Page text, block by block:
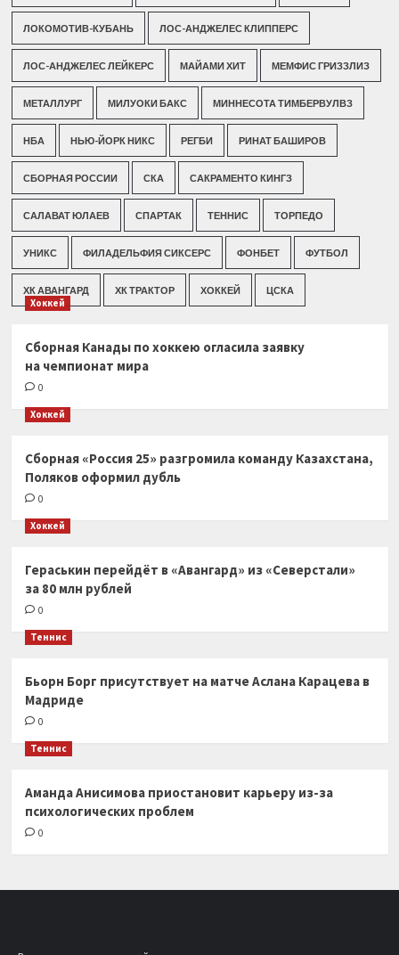
ЛОКОМОТИВ-КУБАНЬ ЛОС-АНДЖЕЛЕС КЛИППЕРС
ЛОС-АНДЖЕЛЕС ЛЕЙКЕРС МАЙАМИ ХИТ МЕМФИС ГРИЗЗЛИЗ
МЕТАЛЛУРГ МИЛУОКИ БАКС МИННЕСОТА ТИМБЕРВУЛВЗ
НБА НЬЮ-ЙОРК НИКС РЕГБИ РИНАТ БАШИРОВ
СБОРНАЯ РОССИИ СКА САКРАМЕНТО КИНГЗ
САЛАВАТ ЮЛАЕВ СПАРТАК ТЕННИС ТОРПЕДО
УНИКС ФИЛАДЕЛЬФИЯ СИКСЕРС ФОНБЕТ ФУТБОЛ
ХК АВАНГАРД ХК ТРАКТОР ХОККЕЙ ЦСКА
Хоккей
Сборная Канады по хоккею огласила заявку
на чемпионат мира
0
Хоккей
Сборная «Россия 25» разгромила команду Казахстана,
Поляков оформил дубль
0
Хоккей
Гераськин перейдёт в «Авангард» из «Северстали»
за 80 млн рублей
0
Теннис
Бьорн Борг присутствует на матче Аслана Карацева в
Мадриде
0
Теннис
Аманда Анисимова приостановит карьеру из-за
психологических проблем
0